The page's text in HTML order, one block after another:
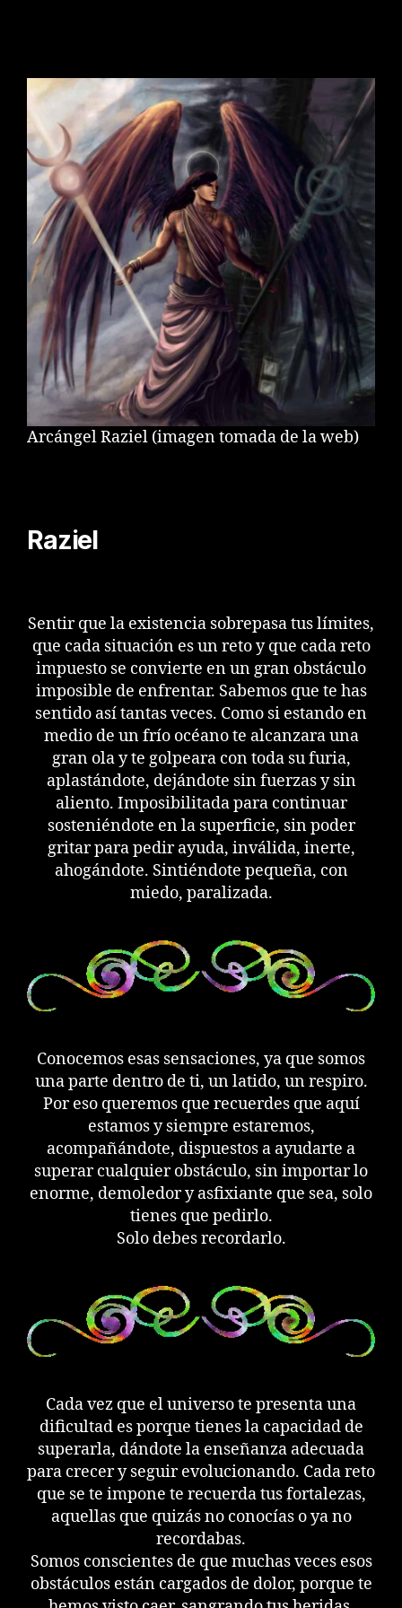
Arcángel Raziel (imagen tomada de la web)
Raziel
Sentir que la existencia sobrepasa tus límites,
que cada situación es un reto y que cada reto
impuesto se convierte en un gran obstáculo
imposible de enfrentar. Sabemos que te has
sentido así tantas veces. Como si estando en
medio de un frío océano te alcanzara una
gran ola y te golpeara con toda su furia,
aplastándote, dejándote sin fuerzas y sin
aliento. Imposibilitada para continuar
sosteniéndote en la superficie, sin poder
gritar para pedir ayuda, inválida, inerte,
ahogándote. Sintiéndote pequeña, con
miedo, paralizada.
Conocemos esas sensaciones, ya que somos
una parte dentro de ti, un latido, un respiro.
Por eso queremos que recuerdes que aquí
estamos y siempre estaremos,
acompañándote, dispuestos a ayudarte a
superar cualquier obstáculo, sin importar lo
enorme, demoledor y asfixiante que sea, solo
tienes que pedirlo.
Solo debes recordarlo.
Cada vez que el universo te presenta una
dificultad es porque tienes la capacidad de
superarla, dándote la enseñanza adecuada
para crecer y seguir evolucionando. Cada reto
que se te impone te recuerda tus fortalezas,
aquellas que quizás no conocías o ya no
recordabas.
Somos conscientes de que muchas veces esos
obstáculos están cargados de dolor, porque te